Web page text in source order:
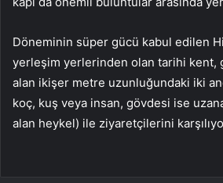
Döneminin süper gücü kabul edilen
yerleşim yerlerinden olan tarihi kent,
alan ikişer metre uzunluğundaki iki
koç, kuş veya insan, gövdesi ise
alan heykel) ile ziyaretçilerini